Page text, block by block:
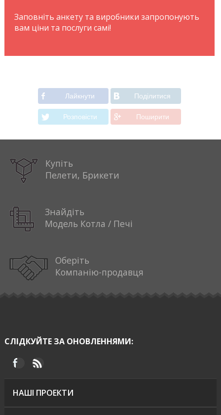
Заповніть анкету та виробники запропонують
вам ціни та послуги самі!
Лайкнути Подiлитися
Розповiсти Поширити
Купіть
Пелети, Брикети
Знайдіть
Модель Котла / Печі
Оберіть
Компанію-продавця
СЛІДКУЙТЕ ЗА ОНОВЛЕННЯМИ:
НАШІ ПРОЕКТИ